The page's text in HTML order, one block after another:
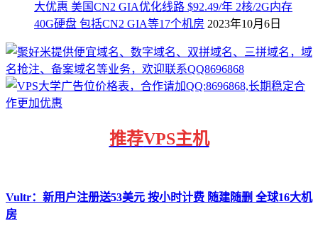
大优惠 美国CN2 GIA优化线路 $92.49/年 2核/2G内存
40G硬盘 包括CN2 GIA等17个机房 2023年10月6日
推荐VPS主机
Vultr：新用户注册送53美元 按小时计费 随建随删 全球16大机
房